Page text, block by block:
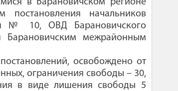
в Барановичском регионе
постановления начальников
№ 10, ОВД Барановичского
Барановичским межрайонным
освобождено от
ограничения свободы – 30,
в виде лишения свободы 5